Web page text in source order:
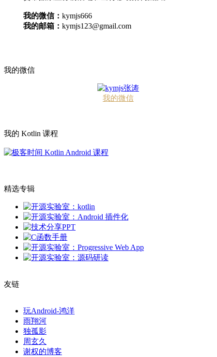
我的微信： kymjs666
我的邮箱： kymjs123@gmail.com
我的微信
我的微信
我的 Kotlin 课程
精选专辑
友链
玩Android-鸿洋
雨翔河
独孤影
周玄久
谢权的博客